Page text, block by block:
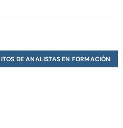
DE ANALISTAS EN FORMACIÓN